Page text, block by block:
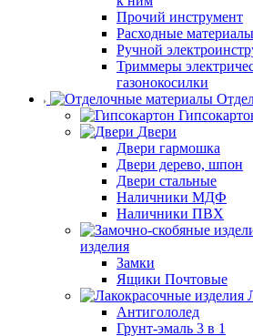
Прочий инструмент
Расходные материалы
Ручной
Триммеры
газонокосилки
Двери
Двери гармошка
Двери дерево, шпон
Двери стальные
Наличники МДФ
Наличники ПВХ
изделия
Замки
Ящики Почтовые
Антигололед
Грунт-эмаль 3 в 1